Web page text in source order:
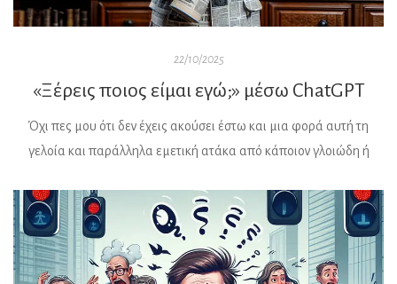
22/10/2025
«Ξέρεις ποιος είμαι εγώ;» μέσω ChatGPT
Όχι πες μου ότι δεν έχεις ακούσει έστω και μια φορά αυτή τη
γελοία και παράλληλα εμετική ατάκα από κάποιον γλοιώδη ή
παίζει ο και καλά άνετος και χωμένος σε όλα, ο υπεράνω όλων και
πάει λέγοντας; Έφτασε λοιπόν δίχως άλλο, αυτή την ατάκα εκεί
[…]